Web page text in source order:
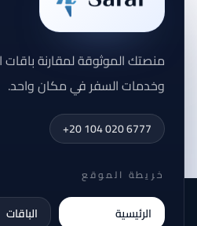
منصتك الموثوقة لمقارنة باقات
وخدمات السفر في مكان واحد.
+20 104 020 6777
خريطة الموقع
الرئيسية
الباقات